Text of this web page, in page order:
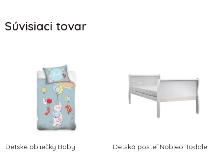
Súvisiaci tovar
Detské obliečky Baby
Detská posteľ Nobleo Toddle